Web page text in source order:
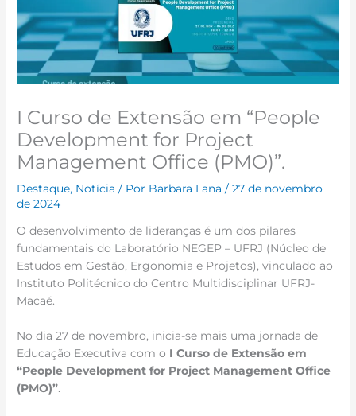
I Curso de Extensão em “People
Development for Project
Management Office (PMO)”.
Destaque, Notícia / Por Barbara Lana/27 de novembro
de 2024
O desenvolvimento de lideranças é um dos pilares
fundamentais do Laboratório NEGEP – UFRJ (Núcleo de
Estudos em Gestão, Ergonomia e Projetos), vinculado ao
Instituto Politécnico do Centro Multidisciplinar UFRJ-
Macaé.
No dia 27 de novembro, inicia-se mais uma jornada de
Educação Executiva com o I Curso de Extensão em
“People Development for Project Management Office
(PMO)”.